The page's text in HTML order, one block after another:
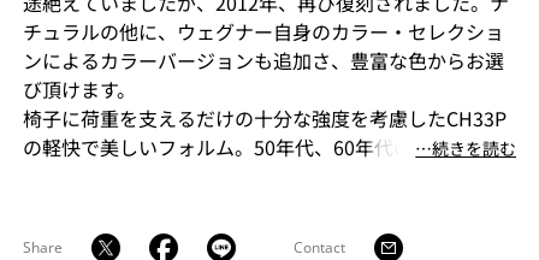
チュラルの他に、ウェグナー自身のカラー・セレクショ
ンによるカラーバージョンも追加さ、豊富な色からお選
び頂けます。
椅子に荷重を支えるだけの十分な強度を考慮したCH33P
の軽快で美しいフォルム。50年代、60年代のデザインに
ポラリーな空間に最適な椅子です。
⋯続きを読む
Share Contact